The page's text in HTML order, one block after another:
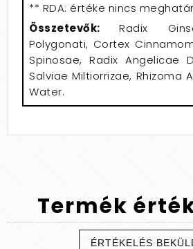
** RDA: értéke nincs
Összetevők:Radix
Polygonati, Cortex
Spinosae, Radix Angelicae
Salviae Miltiorrizae, Rhizoma
Water.
Termék
ÉRTÉKELÉS